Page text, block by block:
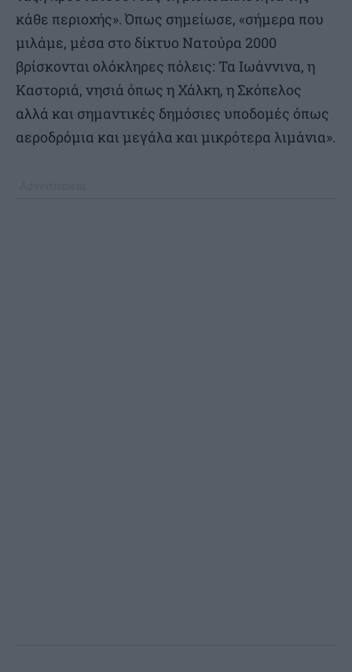
κάθε περιοχής». Όπως σημείωσε, «σήμερα που
μιλάμε, μέσα στο δίκτυο Νατούρα 2000
βρίσκονται ολόκληρες πόλεις: Τα Ιωάννινα, η
Καστοριά, νησιά όπως η Χάλκη, η Σκόπελος
αλλά και σημαντικές δημόσιες υποδομές όπως
αεροδρόμια και μεγάλα και μικρότερα λιμάνια».